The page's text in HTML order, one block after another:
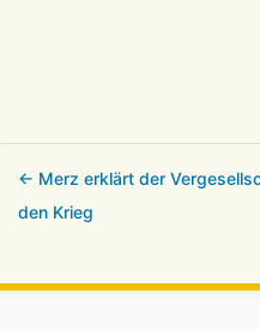
← Merz erklärt der
den Krieg